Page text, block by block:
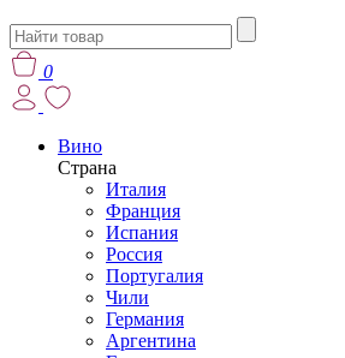
0
Вино
Страна
Италия
Франция
Испания
Россия
Португалия
Чили
Германия
Аргентина